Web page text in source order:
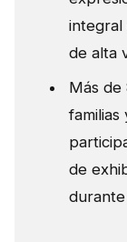
integral
de alta
Más de
familias
de